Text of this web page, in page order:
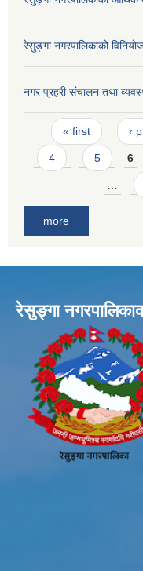
रेसुङ्गा नगरपालिकाको
नगर प्रहरी संचालन तथा
Pages
« first ‹
4 5 6
more
रेसुङ्गा